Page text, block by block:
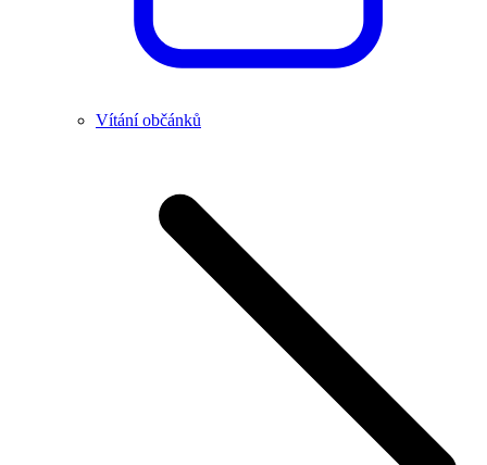
Vítání občánků